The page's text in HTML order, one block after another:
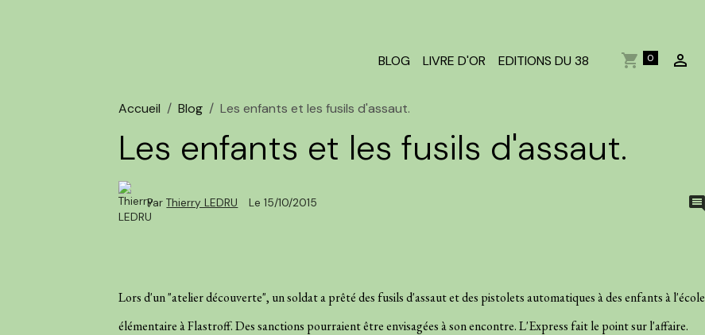
BLOG LIVRE D'OR EDITIONS DU 38 0
Accueil Blog Les enfants et les fusils d'assaut.
Les enfants et les fusils d'assaut.
ParThierry LEDRU Le 15/10/2015
Lors d'un "atelier découverte", un soldat a prêté des fusils d'assaut et des pistolets automatiques à des enfants à l'école
élémentaire à Flastroff. Des sanctions pourraient être envisagées à son encontre. L'Express fait le point sur l'affaire.